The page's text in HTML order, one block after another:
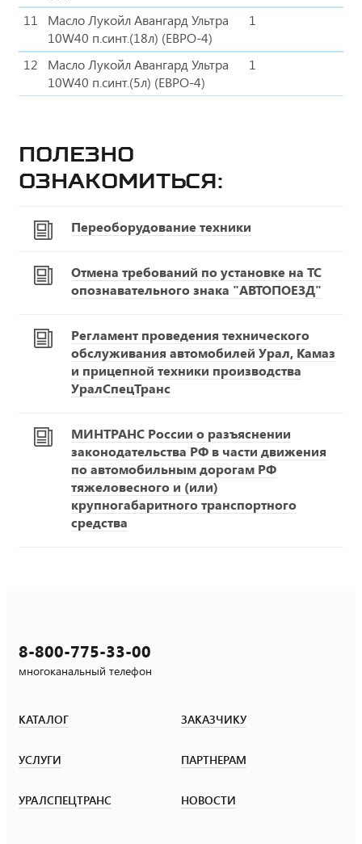
11
Масло Лукойл Авангард Ультра
10W40 п.синт.(18л) (ЕВРО-4)
1
12
Масло Лукойл Авангард Ультра
10W40 п.синт.(5л) (ЕВРО-4)
1
Полезно
ознакомиться:
Переоборудование техники
Отмена требований по установке на ТС
опознавательного знака "АВТОПОЕЗД"
Регламент проведения технического
обслуживания автомобилей Урал, Камаз
и прицепной техники производства
УралСпецТранс
МИНТРАНС России о разъяснении
законодательства РФ в части движения
по автомобильным дорогам РФ
тяжеловесного и (или)
крупногабаритного транспортного
средства
8-800-775-33-00
многоканальный телефон
КАТАЛОГ ЗАКАЗЧИКУ
УСЛУГИ ПАРТНЕРАМ
УРАЛСПЕЦТРАНС НОВОСТИ